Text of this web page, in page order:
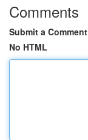
Comments
Submit a Comment
No HTML